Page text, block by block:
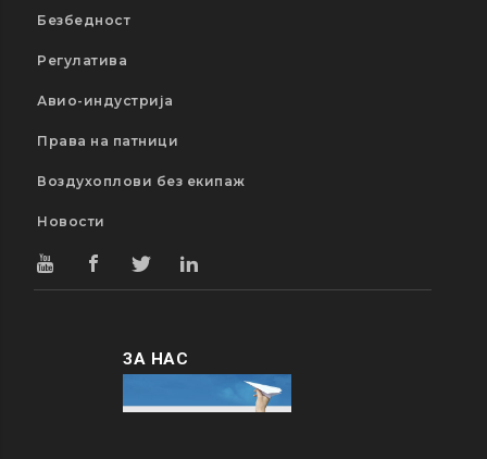
Безбедност
Регулатива
Авио-индустрија
Права на патници
Воздухоплови без екипаж
Новости
ЗА НАС